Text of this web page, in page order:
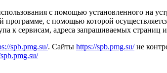
с помощью установленного на
с помощью которой
к сервисам, адреса запрашиваемых страниц
spb.pmg.su/. Сайты https://spb.pmg.su/не